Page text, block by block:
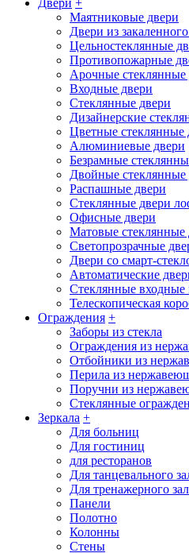
Двери +
Маятниковые двери
Двери из закаленного
Цельностеклянные
Противопожарные
Арочные стеклянные
Входные двери
Стеклянные двери
Дизайнерские
Цветные стеклянные
Алюминиевые двери
Безрамные
Двойные стеклянные
Распашные двери
Стеклянные двери
Офисные двери
Матовые стеклянные
Светопрозрачные
Двери со смарт-
Автоматические
Стеклянные
Телескопическая
Ограждения +
Заборы из стекла
Ограждения из
Отбойники из
Перила из
Поручни из
Стеклянные
Зеркала +
Для больниц
Для гостиниц
для ресторанов
Для танцевального
Для тренажерного
Панели
Полотно
Колонны
Стены